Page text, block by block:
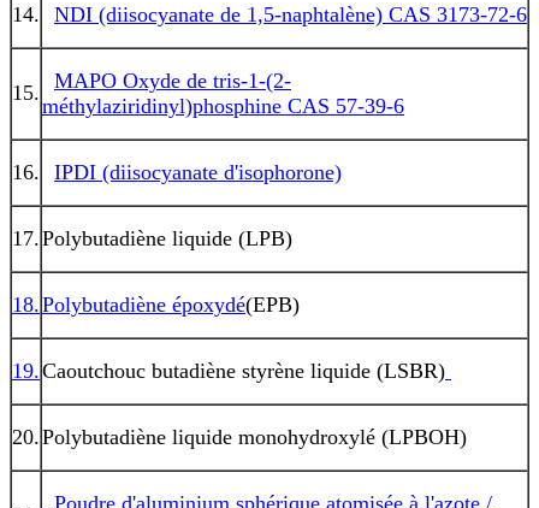
14. NDI (diisocyanate de 1,5-naphtalène) CAS 3173-72-6
15.
MAPO Oxyde de tris-1-(2-
méthylaziridinyl)phosphine CAS 57-39-6
16. IPDI (diisocyanate d'isophorone)
17.Polybutadiène liquide (LPB)
18.Polybutadiène époxydé(EPB)
19.Caoutchouc butadiène styrène liquide (LSBR)
20.Polybutadiène liquide monohydroxylé (LPBOH)
Poudre d'aluminium sphérique atomisée à l'azote /